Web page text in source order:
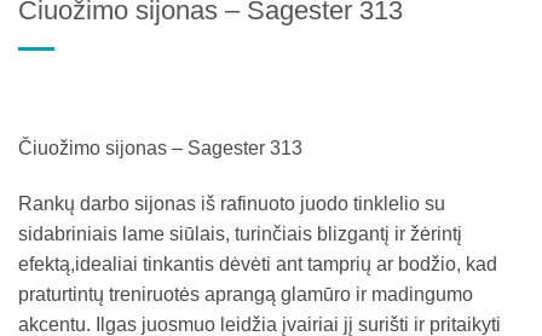
Čiuožimo sijonas – Sagester 313
Čiuožimo sijonas – Sagester 313
Rankų darbo sijonas iš rafinuoto juodo tinklelio su
sidabriniais lame siūlais, turinčiais blizgantį ir žėrintį
efektą,idealiai tinkantis dėvėti ant tamprių ar bodžio, kad
praturtintų treniruotės aprangą glamūro ir madingumo
akcentu. Ilgas juosmuo leidžia įvairiai jį surišti ir pritaikyti